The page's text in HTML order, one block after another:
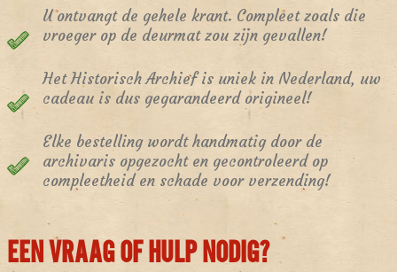
U ontvangt de gehele krant. Compleet zoals die
vroeger op de deurmat zou zijn gevallen!
Het Historisch Archief is uniek in Nederland, uw
cadeau is dus gegarandeerd origineel!
Elke bestelling wordt handmatig door de
archivaris opgezocht en gecontroleerd op
compleetheid en schade voor verzending!
EEN VRAAG OF HULP NODIG?